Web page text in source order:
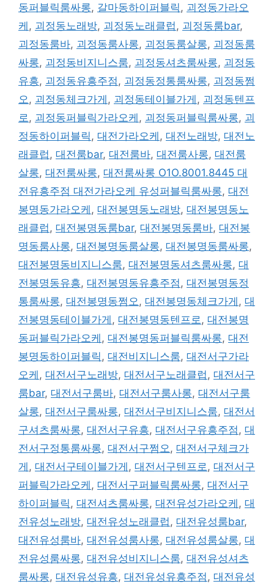
동퍼블릭룸싸롱, 갈마동하이퍼블릭 , 괴정동가라오
케 , 괴정동노래방, 괴정동노래클럽 , 괴정동룸bar,
괴정동룸바, 괴정동룸사롱, 괴정동룸살롱, 괴정동룸
싸롱, 괴정동비지니스룸, 괴정동셔츠룸싸롱, 괴정동
유흥, 괴정동유흥주점 , 괴정동정통룸싸롱, 괴정동쩜
오 , 괴정동체크가게 , 괴정동테이블가게 , 괴정동텐프
로 , 괴정동퍼블릭가라오케 , 괴정동퍼블릭룸싸롱, 괴
정동하이퍼블릭 , 대전가라오케 , 대전노래방, 대전노
래클럽 , 대전룸bar, 대전룸바, 대전룸사롱, 대전룸
살롱, 대전룸싸롱, 대전룸싸롱 O1O.8001.8445 대
전유흥주점 대전가라오케 유성퍼블릭룸싸롱, 대전
봉명동가라오케 , 대전봉명동노래방, 대전봉명동노
래클럽 , 대전봉명동룸bar, 대전봉명동룸바, 대전봉
명동룸사롱, 대전봉명동룸살롱, 대전봉명동룸싸롱,
대전봉명동비지니스룸, 대전봉명동셔츠룸싸롱, 대
전봉명동유흥, 대전봉명동유흥주점 , 대전봉명동정
통룸싸롱, 대전봉명동쩜오 , 대전봉명동체크가게 , 대
전봉명동테이블가게 , 대전봉명동텐프로 , 대전봉명
동퍼블릭가라오케 , 대전봉명동퍼블릭룸싸롱, 대전
봉명동하이퍼블릭 , 대전비지니스룸, 대전서구가라
오케 , 대전서구노래방, 대전서구노래클럽 , 대전서구
룸bar, 대전서구룸바, 대전서구룸사롱, 대전서구룸
살롱, 대전서구룸싸롱, 대전서구비지니스룸, 대전서
구셔츠룸싸롱, 대전서구유흥, 대전서구유흥주점 , 대
전서구정통룸싸롱, 대전서구쩜오 , 대전서구체크가
게 , 대전서구테이블가게 , 대전서구텐프로 , 대전서구
퍼블릭가라오케 , 대전서구퍼블릭룸싸롱, 대전서구
하이퍼블릭 , 대전셔츠룸싸롱, 대전유성가라오케 , 대
전유성노래방, 대전유성노래클럽 , 대전유성룸bar,
대전유성룸바, 대전유성룸사롱, 대전유성룸살롱, 대
전유성룸싸롱, 대전유성비지니스룸, 대전유성셔츠
룸싸롱, 대전유성유흥, 대전유성유흥주점 , 대전유성